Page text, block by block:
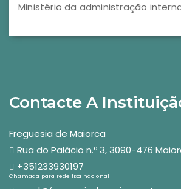
Ministério da administração
Contacte A
Freguesia de Maiorca
Rua do Palácio n.º 3, 3090-476
+351233930197
Chamada para rede fixa nacional